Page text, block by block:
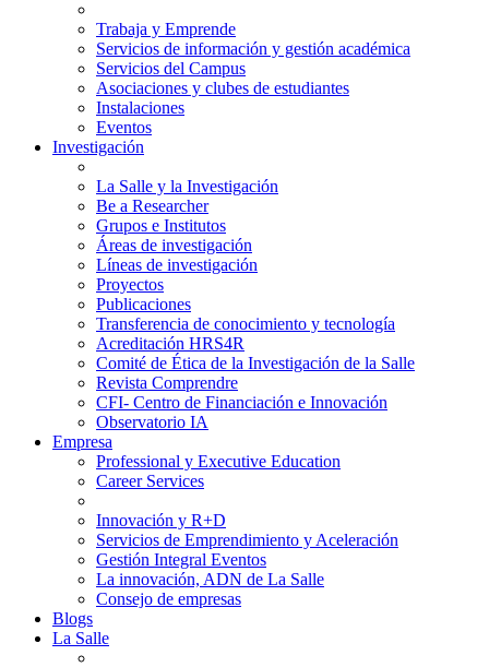
Trabaja y Emprende
Servicios de información y gestión académica
Servicios del Campus
Asociaciones y clubes de estudiantes
Instalaciones
Eventos
Investigación
La Salle y la Investigación
Be a Researcher
Grupos e Institutos
Áreas de investigación
Líneas de investigación
Proyectos
Publicaciones
Transferencia de conocimiento y tecnología
Acreditación HRS4R
Comité de Ética de la Investigación de la Salle
Revista Comprendre
CFI- Centro de Financiación e Innovación
Observatorio IA
Empresa
Professional y Executive Education
Career Services
Innovación y R+D
Servicios de Emprendimiento y Aceleración
Gestión Integral Eventos
La innovación, ADN de La Salle
Consejo de empresas
Blogs
La Salle